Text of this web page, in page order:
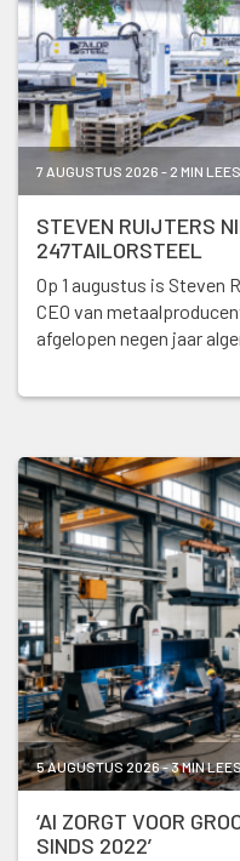
7 AUGUSTUS 2026 - 2 MIN
STEVEN RUIJTERS
247TAILORSTEEL
Op 1 augustus is Steven
CEO van
afgelopen negen jaar
5 AUGUSTUS 2026 - 3 MIN
‘AI ZORGT VOOR
SINDS 2022’